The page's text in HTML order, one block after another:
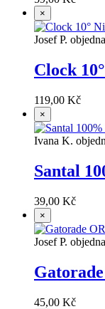
×
Josef P.
Clock
119,00 Kč
×
Ivana K.
Santal
39,00 Kč
×
Josef P.
45,00 Kč